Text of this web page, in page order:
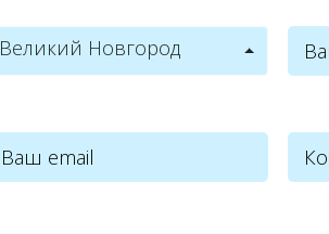
Великий Новгород